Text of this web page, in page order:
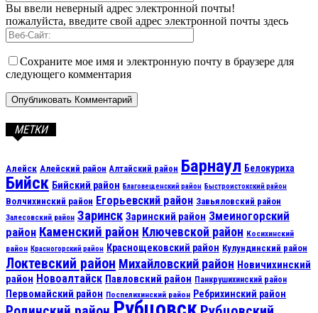
Вы ввели неверный адрес электронной почты!
пожалуйста, введите свой адрес электронной почты здесь
Сохраните мое имя и электронную почту в браузере для
следующего комментария
МЕТКИ
Алейск Алейский район Алтайский район Барнаул Белокуриха
Бийск Бийский район Благовещенский район Быстроистокский район
Волчихинский район Егорьевский район Завьяловский район
Залесовский район Заринск Заринский район Змеиногорский
район Каменский район Ключевской район Косихинский
район Красногорский район Краснощековский район Кулундинский район
Локтевский район Михайловский район Новичихинский
район Новоалтайск Павловский район Панкрушихинский район
Первомайский район Поспелихинский район Ребрихинский район